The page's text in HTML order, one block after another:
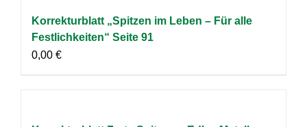
Korrekturblatt „Spitzen im Leben – Für alle
Festlichkeiten“ Seite 91
0,00 €